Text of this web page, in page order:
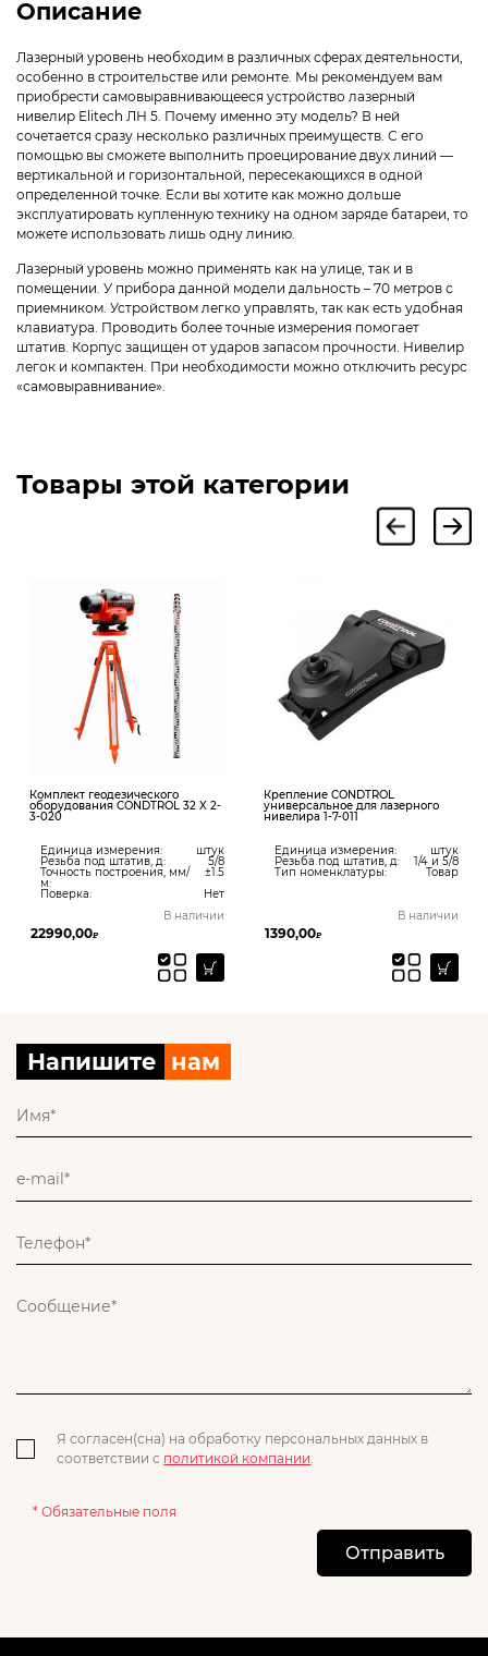
Описание
Лазерный уровень необходим в различных сферах деятельности,
особенно в строительстве или ремонте. Мы рекомендуем вам
приобрести самовыравнивающееся устройство лазерный
нивелир Elitech ЛН 5. Почему именно эту модель? В ней
сочетается сразу несколько различных преимуществ. С его
помощью вы сможете выполнить проецирование двух линий —
вертикальной и горизонтальной, пересекающихся в одной
определенной точке. Если вы хотите как можно дольше
эксплуатировать купленную технику на одном заряде батареи, то
можете использовать лишь одну линию.
Лазерный уровень можно применять как на улице, так и в
помещении. У прибора данной модели дальность – 70 метров с
приемником. Устройством легко управлять, так как есть удобная
клавиатура. Проводить более точные измерения помогает
штатив. Корпус защищен от ударов запасом прочности. Нивелир
легок и компактен. При необходимости можно отключить ресурс
«самовыравнивание».
Товары этой категории
Комплект геодезического
оборудования CONDTROL 32 X 2-
3-020
Единица измерения: штук
Резьба под штатив, д: 5/8
Точность построения, мм/
м:
±1.5
Поверка:
Нет
В наличии
22990,00₽
Крепление CONDTROL
универсальное для лазерного
нивелира 1-7-011
Единица измерения: штук
Резьба под штатив, д: 1/4 и 5/8
Тип номенклатуры: Товар
В наличии
1390,00₽
Напишите нам
Я согласен(сна) на обработку персональных данных в
соответствии с политикой компании.
* Обязательные поля
Отправить